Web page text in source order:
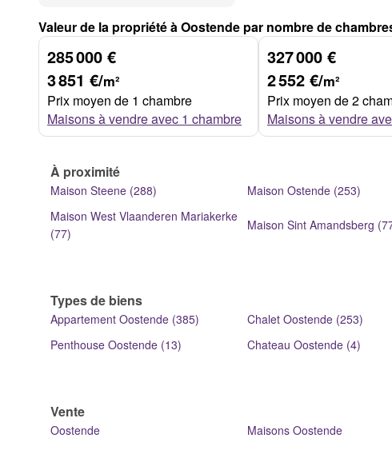
Valeur de la propriété à Oostende par nombre de
285 000 €
3 851 €/m²
Prix moyen de 1 chambre
Maisons à vendre avec 1 chambre
327 000 €
2 552 €/m²
Prix moyen de 2
Maisons à vendre
À proximité
Maison Steene (288) Maison Ostende (253)
Maison West Vlaanderen Mariakerke
(77)
Maison Sint Amandsberg
Types de biens
Appartement Oostende (385) Chalet Oostende (253)
Penthouse Oostende (13)
Chateau Oostende (4)
Vente
Oostende Maisons Oostende